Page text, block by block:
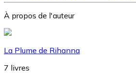
À propos de l'auteur
La Plume de Rihanna
7 livres